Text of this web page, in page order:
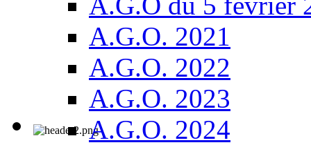
A.G.O. 2021
A.G.O. 2022
A.G.O. 2023
A.G.O. 2024